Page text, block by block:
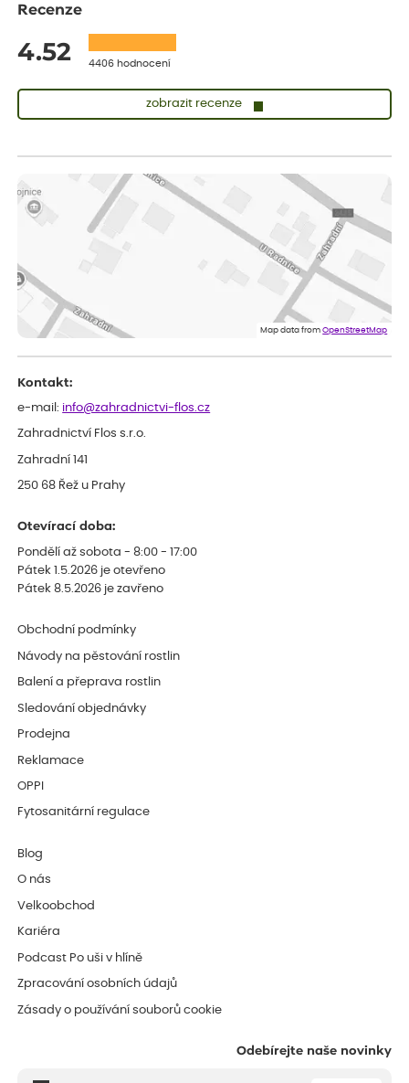
Recenze
4.52 4406 hodnocení
zobrazit recenze
Měla jsem pouze 1objednavku a zatím jsem spokojená se
sazenicemi
Miroslava
ověřený nákup
Rostliny byly v pořádku, dobře zabalené, celková spokojenost.
Doporučuji :). Spokojenost, stromky v pěkném stavu. Jediné, co
my chybělo, bylo komunikování nedostupného zboží před
Map data fromOpenStreetMap
Kontakt:
e-mail: info@zahradnictvi-flos.cz
Zahradnictví Flos s.r.o.
Zahradní 141
250 68 Řež u Prahy
Otevírací doba:
Pondělí až sobota - 8:00 - 17:00
Pátek 1.5.2026 je otevřeno
Pátek 8.5.2026 je zavřeno
Obchodní podmínky
Návody na pěstování rostlin
Balení a přeprava rostlin
Sledování objednávky
Prodejna
Reklamace
OPPI
Fytosanitární regulace
Blog
O nás
Velkoobchod
Kariéra
Podcast Po uši v hlíně
Zpracování osobních údajů
Zásady o používání souborů cookie
Odebírejte naše novinky